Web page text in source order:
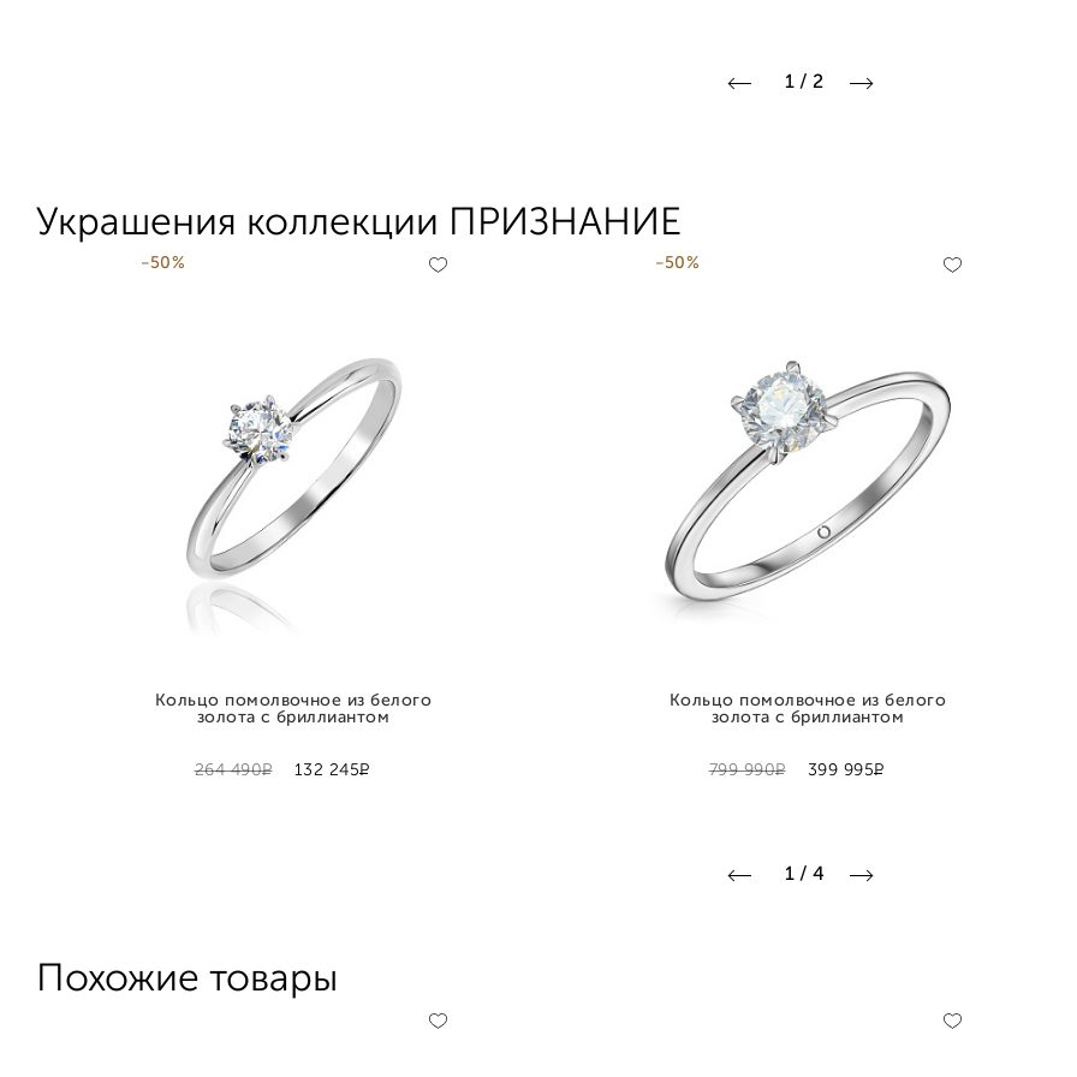
1 / 2
Украшения коллекции ПРИЗНАНИЕ
-50%
264 490Р 132 245Р
Кольцо помолвочное из белого
золота с бриллиантом
-50%
799 990Р 399 995Р
Кольцо помолвочное из белого
золота с бриллиантом
1/ 4
Похожие товары